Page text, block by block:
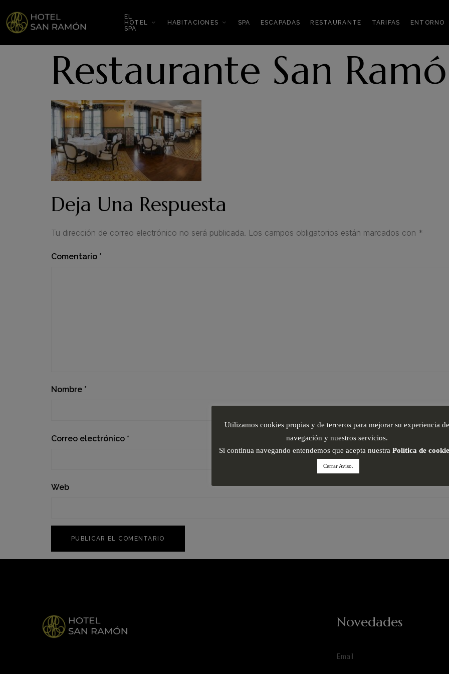
EL
HOTEL
SPA
HABITACIONES SPA ESCAPADAS RESTAURANTE TARIFAS ENTORNO
Restaurante San
Deja Una Respuesta
Tu dirección de correo electrónico no será publicada. Los campos obligatorios están marcados con *
Comentario *
Nombre *
Correo electrónico *
Web
Novedades
Utilizamos cookies propias y de terceros para mejorar su experiencia de
navegación y nuestros servicios.
Si continua navegando entendemos que acepta nuestra Política de
Cerrar Aviso.